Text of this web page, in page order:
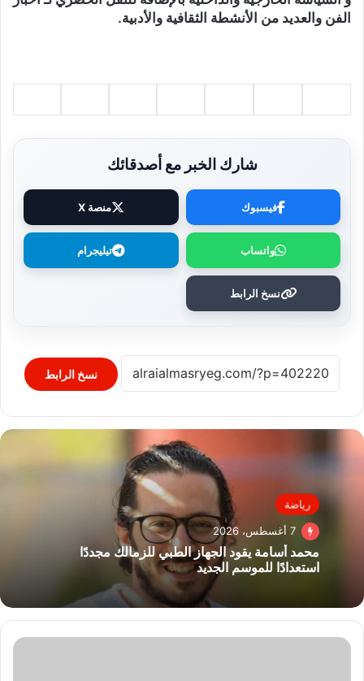
الفن والعديد من الأنشطة الثقافية والأدبية.
شارك الخبر مع أصدقائك
فيسبوك منصة X
واتساب تيليجرام
نسخ الرابط
نسخ الرابط
رياضة
7 أغسطس، 2026
محمد أسامة يقود الجهاز الطبي للزمالك مجددًا
استعدادًا للموسم الجديد
تموين